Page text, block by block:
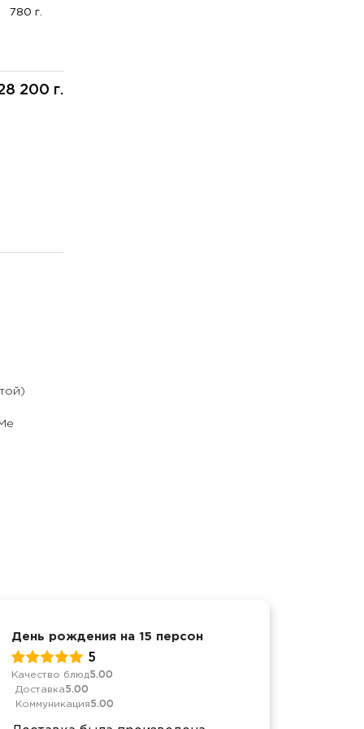
780 г.
200 г.
День рождения на 15 персон
5
Качество блюд5.00
Доставка5.00
Коммуникация5.00